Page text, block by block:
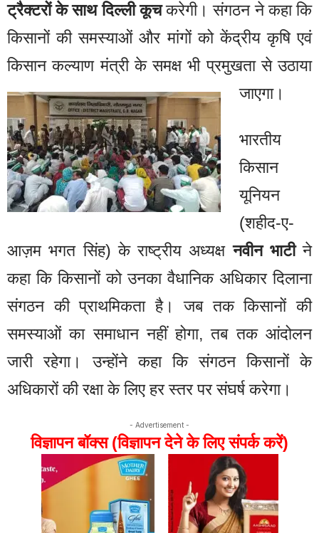
ट्रैक्टरों के साथ दिल्ली कूचकरेगी। संगठन ने कहा कि
किसानों की समस्याओं और मांगों को केंद्रीय कृषि एवं
किसान कल्याण मंत्री के समक्ष भी प्रमुखता से उठाया
जाएगा।
भारतीय
किसान
यूनियन
(शहीद-ए-
आज़म भगत सिंह) के राष्ट्रीय अध्यक्षनवीन भाटीने
कहा कि किसानों को उनका वैधानिक अधिकार दिलाना
संगठन की प्राथमिकता है। जब तक किसानों की
समस्याओं का समाधान नहीं होगा, तब तक आंदोलन
जारी रहेगा। उन्होंने कहा कि संगठन किसानों के
अधिकारों की रक्षा के लिए हर स्तर पर संघर्ष करेगा।
- Advertisement -
विज्ञापन बॉक्स (विज्ञापन देने के लिए संपर्क करें)